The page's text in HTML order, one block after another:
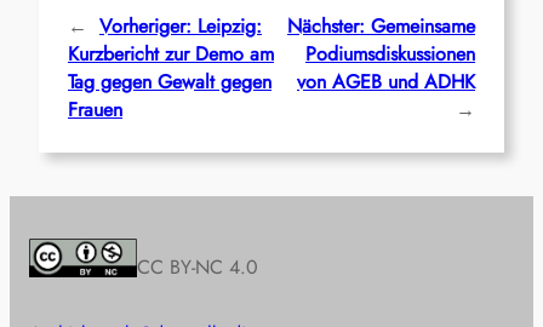
← Vorheriger: Leipzig:
Kurzbericht zur Demo am
Tag gegen Gewalt gegen
Frauen
Nächster: Gemeinsame
Podiumsdiskussionen
von AGEB und ADHK
→
CC BY-NC 4.0